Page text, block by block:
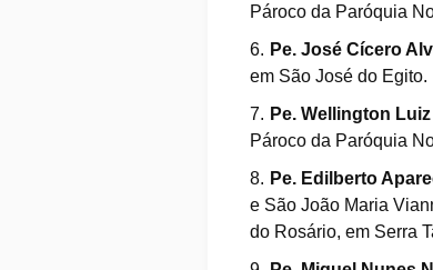
Pároco da Paróquia
Pe. José Cícero
em São José do Egito.
Pe. Wellington
Pároco da Paróquia
Pe. Edilberto
e São João Maria
do Rosário, em Serra